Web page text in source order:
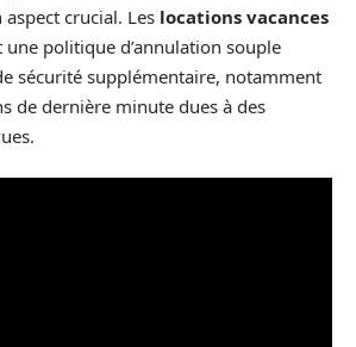
crucial. Les locations vacances
une politique d’annulation souple
sécurité supplémentaire, notamment
de dernière minute dues à des